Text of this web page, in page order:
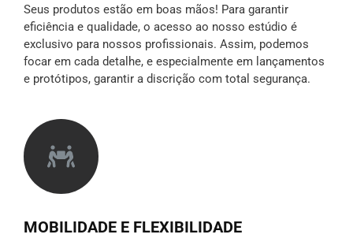
Seus produtos estão em boas mãos! Para garantir
eficiência e qualidade, o acesso ao nosso estúdio é
exclusivo para nossos profissionais. Assim, podemos
focar em cada detalhe, e especialmente em lançamentos
e protótipos, garantir a discrição com total segurança.
MOBILIDADE E FLEXIBILIDADE